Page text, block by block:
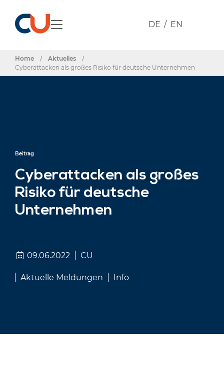
DE EN
Home / Aktuelles
/
Cyberattacken als großes Risiko für deutsche Unternehmen
Beitrag
Cyberattacken als großes
Risiko für deutsche
Unternehmen
09.06.2022 CU
Aktuelle Meldungen Info